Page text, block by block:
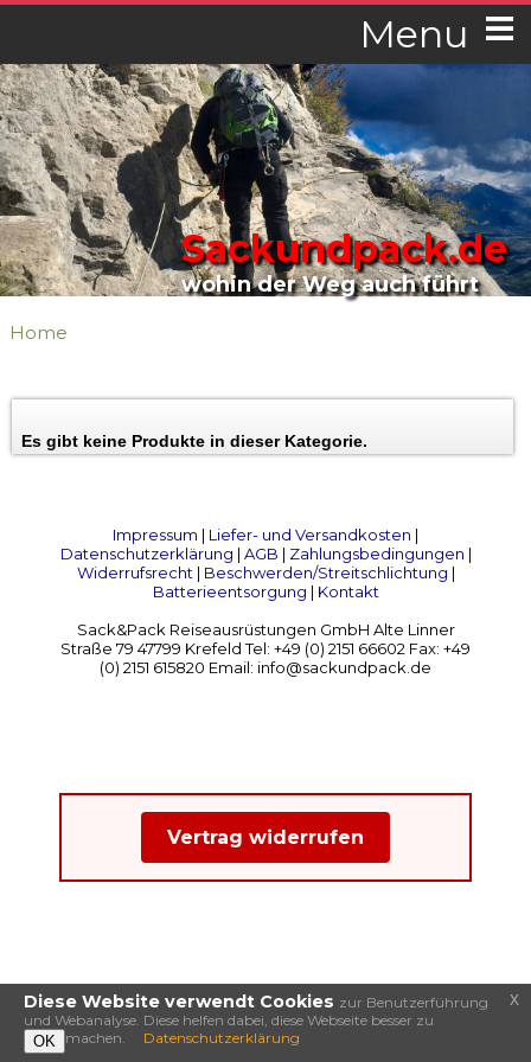
Menu
Sackundpack.de
wohin der Weg auch führt
Home
Es gibt keine Produkte in dieser Kategorie.
Impressum | Liefer- und Versandkosten |
Datenschutzerklärung | AGB | Zahlungsbedingungen |
Widerrufsrecht | Beschwerden/Streitschlichtung |
Batterieentsorgung | Kontakt
Sack&Pack Reiseausrüstungen GmbH Alte Linner
Straße 79 47799 Krefeld Tel: +49 (0) 2151 66602 Fax: +49
(0) 2151 615820 Email: info@sackundpack.de
Vertrag widerrufen
Diese Website verwendt Cookies zur Benutzerführung
und Webanalyse. Diese helfen dabei, diese Webseite besser zu
machen.
OK Datenschutzerklärung
x